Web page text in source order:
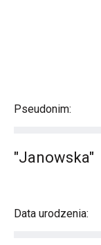
Pseudonim:
"Janowska"
Data urodzenia: